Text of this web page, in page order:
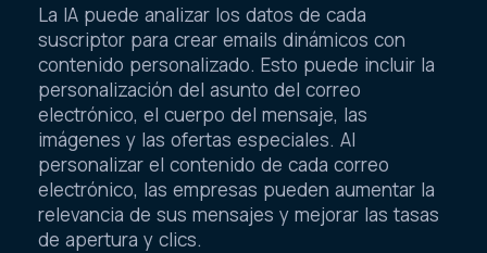
La IA puede analizar los datos de cada
suscriptor para crear emails dinámicos con
contenido personalizado. Esto puede incluir la
personalización del asunto del correo
electrónico, el cuerpo del mensaje, las
imágenes y las ofertas especiales. Al
personalizar el contenido de cada correo
electrónico, las empresas pueden aumentar la
relevancia de sus mensajes y mejorar las tasas
de apertura y clics.